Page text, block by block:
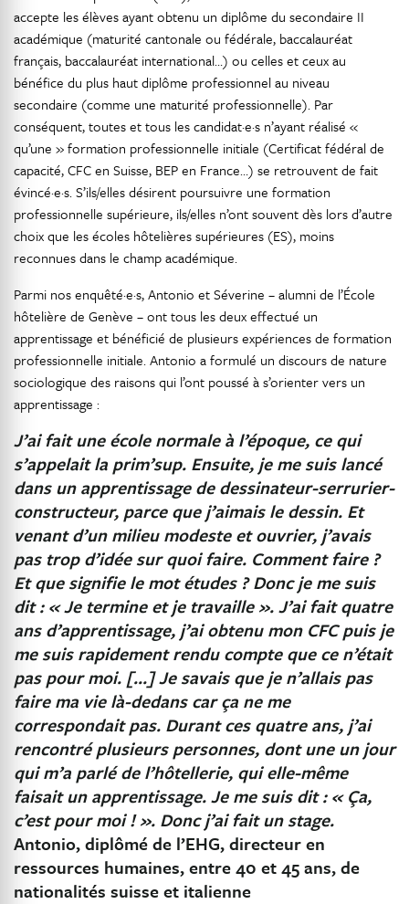
accepte les élèves ayant obtenu un diplôme du secondaire II
académique (maturité cantonale ou fédérale, baccalauréat
français, baccalauréat international…) ou celles et ceux au
bénéfice du plus haut diplôme professionnel au niveau
secondaire (comme une maturité professionnelle). Par
conséquent, toutes et tous les candidat·e·s n’ayant réalisé «
qu’une » formation professionnelle initiale (Certificat fédéral de
capacité, CFC en Suisse, BEP en France…) se retrouvent de fait
évincé·e·s. S’ils/elles désirent poursuivre une formation
professionnelle supérieure, ils/elles n’ont souvent dès lors d’autre
choix que les écoles hôtelières supérieures (ES), moins
reconnues dans le champ académique.
Parmi nos enquêté·e·s, Antonio et Séverine – alumni de l’École
hôtelière de Genève – ont tous les deux effectué un
apprentissage et bénéficié de plusieurs expériences de formation
professionnelle initiale. Antonio a formulé un discours de nature
sociologique des raisons qui l’ont poussé à s’orienter vers un
apprentissage :
J’ai fait une école normale à l’époque, ce qui
s’appelait la prim’sup. Ensuite, je me suis lancé
dans un apprentissage de dessinateur-serrurier-
constructeur, parce que j’aimais le dessin. Et
venant d’un milieu modeste et ouvrier, j’avais
pas trop d’idée sur quoi faire. Comment faire ?
Et que signifie le mot études ? Donc je me suis
dit : « Je termine et je travaille ». J’ai fait quatre
ans d’apprentissage, j’ai obtenu mon CFC puis je
me suis rapidement rendu compte que ce n’était
pas pour moi. […] Je savais que je n’allais pas
faire ma vie là-dedans car ça ne me
correspondait pas. Durant ces quatre ans, j’ai
rencontré plusieurs personnes, dont une un jour
qui m’a parlé de l’hôtellerie, qui elle-même
faisait un apprentissage. Je me suis dit : « Ça,
c’est pour moi ! ». Donc j’ai fait un stage.
Antonio, diplômé de l’EHG, directeur en
ressources humaines, entre 40 et 45 ans, de
nationalités suisse et italienne